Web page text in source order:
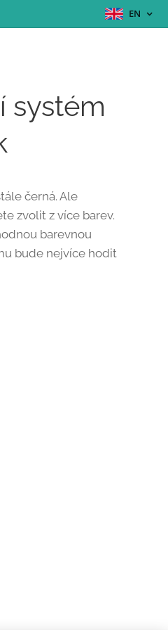
EN
systém
černá. Ale
zvolit z více barev.
barevnou
bude nejvíce hodit